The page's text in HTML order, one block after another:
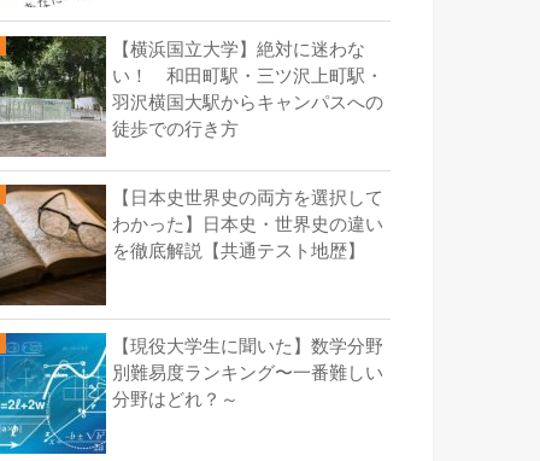
【横浜国立大学】絶対に迷わな
い！ 和田町駅・三ツ沢上町駅・
羽沢横国大駅からキャンパスへの
徒歩での行き方
【日本史世界史の両方を選択して
わかった】日本史・世界史の違い
を徹底解説【共通テスト地歴】
【現役大学生に聞いた】数学分野
別難易度ランキング〜一番難しい
分野はどれ？～